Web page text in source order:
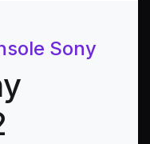
Sony